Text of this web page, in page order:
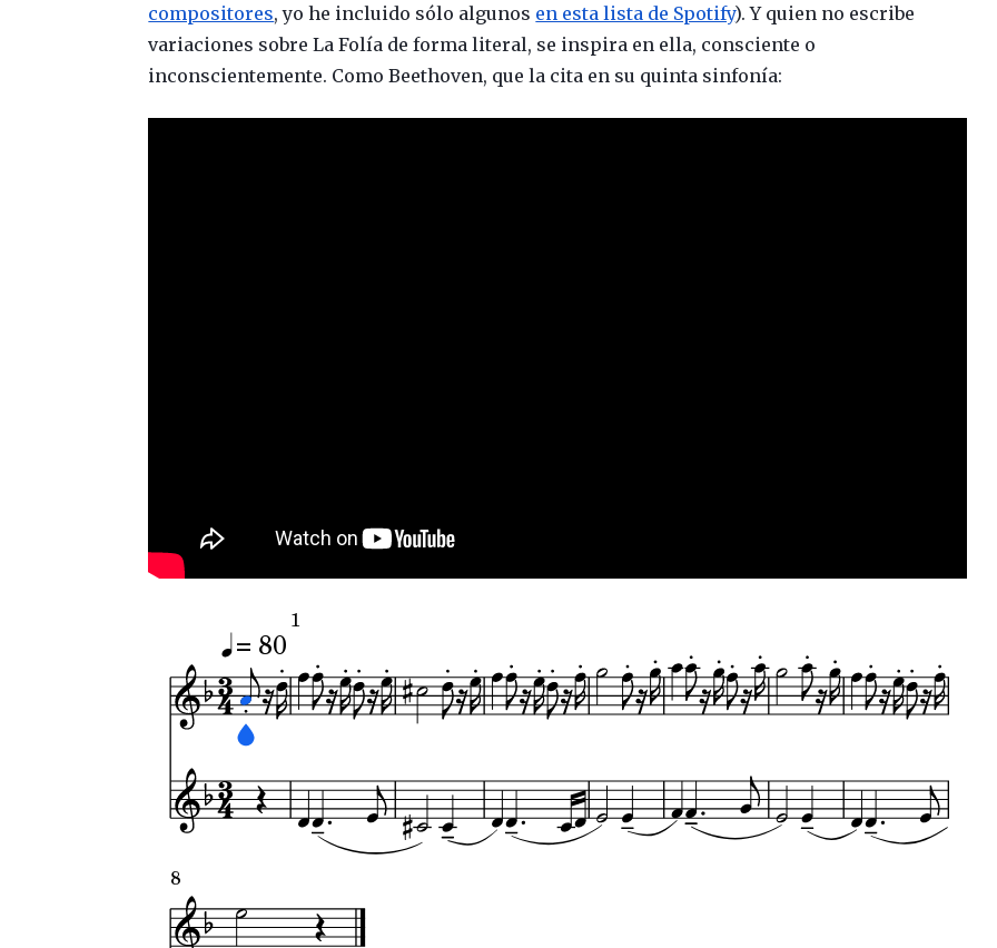
compositores, yo he incluido sólo algunos en esta lista de Spotify). Y quien no escribe
variaciones sobre La Folía de forma literal, se inspira en ella, consciente o
inconscientemente. Como Beethoven, que la cita en su quinta sinfonía: